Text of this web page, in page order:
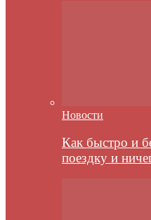
Новости
Как быстро и
поездку и